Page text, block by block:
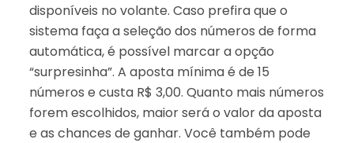
disponíveis no volante. Caso prefira que o
sistema faça a seleção dos números de forma
automática, é possível marcar a opção
“surpresinha”. A aposta mínima é de 15
números e custa R$ 3,00. Quanto mais números
forem escolhidos, maior será o valor da aposta
e as chances de ganhar. Você também pode